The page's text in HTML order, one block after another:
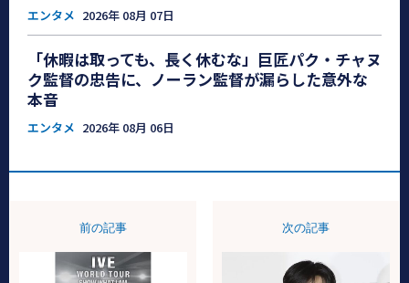
エンタメ 2026年 08月 07日
「休暇は取っても、長く休むな」巨匠パク・チャヌ
ク監督の忠告に、ノーラン監督が漏らした意外な
本音
エンタメ 2026年 08月 06日
前の記事 次の記事